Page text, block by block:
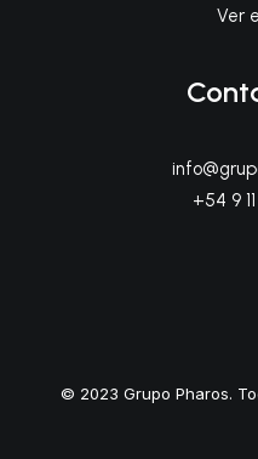
Ver
+54 9
© 2023 Grupo Pharos.